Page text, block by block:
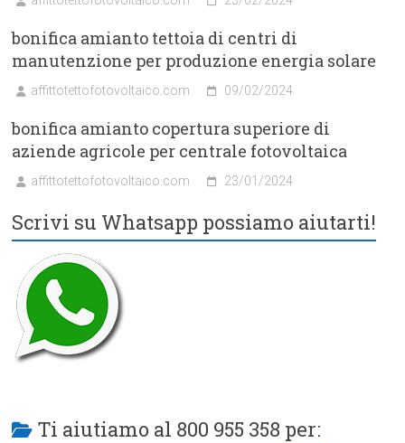
bonifica amianto tettoia di centri di
manutenzione per produzione energia solare
affittotettofotovoltaico.com 09/02/2024
bonifica amianto copertura superiore di
aziende agricole per centrale fotovoltaica
affittotettofotovoltaico.com 23/01/2024
Scrivi su Whatsapp possiamo aiutarti!
Ti aiutiamo al 800 955 358 per: